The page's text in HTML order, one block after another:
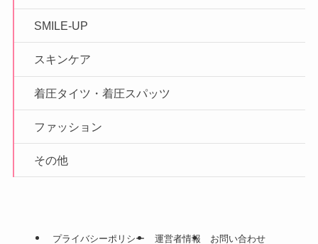
SMILE-UP
スキンケア
着圧タイツ・着圧スパッツ
ファッション
その他
プライバシーポリシー 運営者情報 お問い合わせ